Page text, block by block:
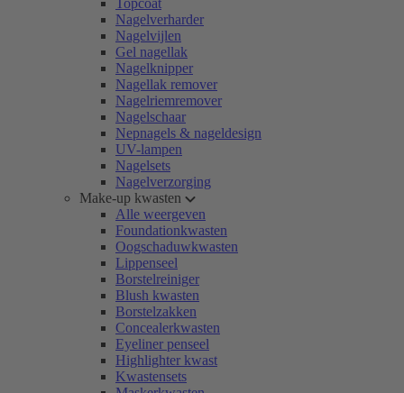
Topcoat
Nagelverharder
Nagelvijlen
Gel nagellak
Nagelknipper
Nagellak remover
Nagelriemremover
Nagelschaar
Nepnagels & nageldesign
UV-lampen
Nagelsets
Nagelverzorging
Make-up kwasten
Alle weergeven
Foundationkwasten
Oogschaduwkwasten
Lippenseel
Borstelreiniger
Blush kwasten
Borstelzakken
Concealerkwasten
Eyeliner penseel
Highlighter kwast
Kwastensets